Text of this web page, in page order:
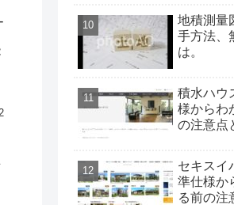
地積測量
手方法、
は。
積水ハウ
様からわ
の注意点
セキスイ
準仕様か
る前の注